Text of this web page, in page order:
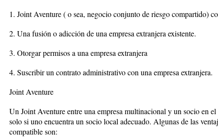
1. Joint Aventure ( o sea, negocio conjunto de riesgo compartido)
2. Una fusión o adicción de una empresa extranjera existente.
3. Otorgar permisos a una empresa extranjera
4. Suscribir un contrato administrativo con una empresa extranjera.
Joint Aventure
Un Joint Aventure entre una empresa multinacional y un socio en
solo si uno encuentra un socio local adecuado. Algunas de las
compatible son: